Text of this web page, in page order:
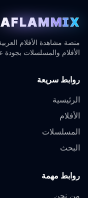
AFLAMMIX
منصة مشاهدة الأفلام
الأفلام والمسلسلات بجودة
روابط سريعة
الرئيسية
الأفلام
المسلسلات
البحث
روابط مهمة
من نحن